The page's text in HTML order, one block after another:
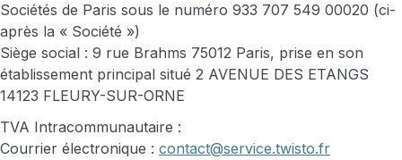
Sociétés de Paris sous le numéro 933 707 549 00020 (ci-
après la « Société »)
Siège social : 9 rue Brahms 75012 Paris, prise en son
établissement principal situé 2 AVENUE DES ETANGS
14123 FLEURY-SUR-ORNE
TVA Intracommunautaire :
Courrier électronique : contact@service.twisto.fr